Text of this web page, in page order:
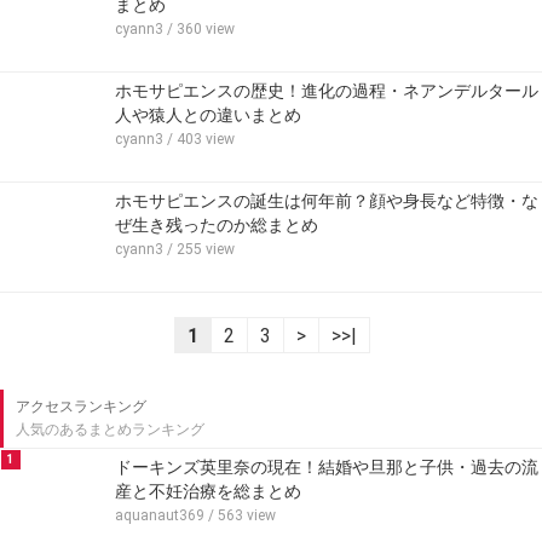
まとめ
cyann3 / 360 view
ホモサピエンスの歴史！進化の過程・ネアンデルタール
人や猿人との違いまとめ
cyann3 / 403 view
ホモサピエンスの誕生は何年前？顔や身長など特徴・な
ぜ生き残ったのか総まとめ
cyann3 / 255 view
1 2 3 > >>|
アクセスランキング
人気のあるまとめランキング
1
ドーキンズ英里奈の現在！結婚や旦那と子供・過去の流
産と不妊治療を総まとめ
aquanaut369 / 563 view